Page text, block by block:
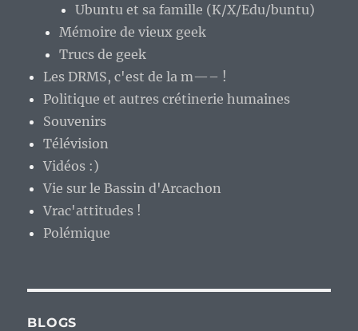
Ubuntu et sa famille (K/X/Edu/buntu)
Mémoire de vieux geek
Trucs de geek
Les DRMS, c'est de la m—– !
Politique et autres crétinerie humaines
Souvenirs
Télévision
Vidéos :)
Vie sur le Bassin d'Arcachon
Vrac'attitudes !
Polémique
BLOGS